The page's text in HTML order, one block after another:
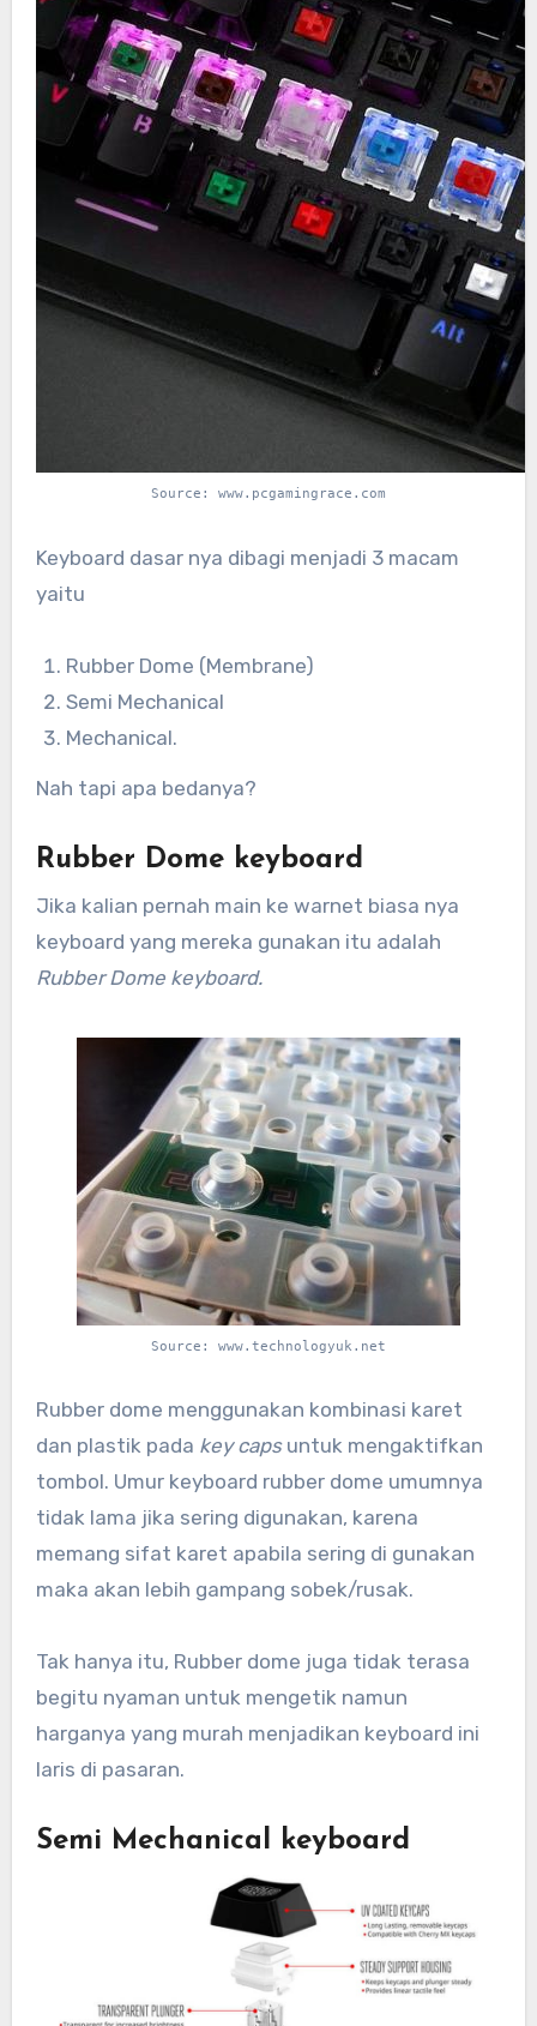
Source: www.pcgamingrace.com
Keyboard dasar nya dibagi menjadi 3 macam
yaitu
Rubber Dome (Membrane)
Semi Mechanical
Mechanical.
Nah tapi apa bedanya?
Rubber Dome keyboard
Jika kalian pernah main ke warnet biasa nya
keyboard yang mereka gunakan itu adalah
Rubber Dome keyboard.
Source: www.technologyuk.net
Rubber dome menggunakan kombinasi karet
dan plastik pada key capsuntuk mengaktifkan
tombol. Umur keyboard rubber dome umumnya
tidak lama jika sering digunakan, karena
memang sifat karet apabila sering di gunakan
maka akan lebih gampang sobek/rusak.
Tak hanya itu, Rubber dome juga tidak terasa
begitu nyaman untuk mengetik namun
harganya yang murah menjadikan keyboard ini
laris di pasaran.
Semi Mechanical keyboard